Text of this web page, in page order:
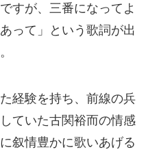
すが、三番になってよ
って」という歌詞が出
経験を持ち、前線の兵
ていた古関裕而の情感
叙情豊かに歌いあげる